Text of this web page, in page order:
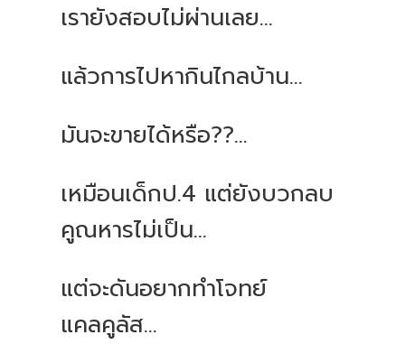
เรายังสอบไม่ผ่านเลย…
แล้วการไปหากินไกลบ้าน...
มันจะขายได้หรือ??...
เหมือนเด็กป.4 แต่ยังบวกลบ
คูณหารไม่เป็น...
แต่จะดันอยากทำโจทย์
แคลคูลัส...